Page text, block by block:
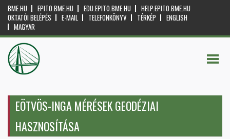
BME.HU EPITO.BME.HU EDU.EPITO.BME.HU
HELP.EPITO.BME.HU
OKTATÓI BELÉPÉS
E-MAIL TELEFONKÖNYV TÉRKÉP
ENGLISH
MAGYAR
EÖTVÖS-INGA MÉRÉSEK GEODÉZIAI
HASZNOSÍTÁSA